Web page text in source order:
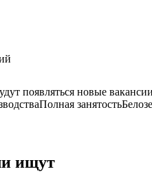
появляться новые
Полная занятость
ищут